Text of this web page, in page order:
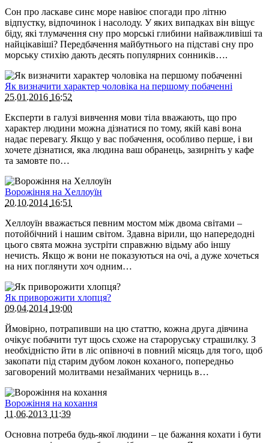
Сон про ласкаве синє море навіює спогади про літню
відпустку, відпочинок і насолоду. У яких випадках він віщує
біду, які тлумачення сну про морські глибини найважливіші та
найцікавіші? Передбачення майбутнього на підставі сну про
морську стихію дають десять популярних сонників….
Як визначити характер чоловіка на першому побаченні
25.01.2016 16:52
Експерти в галузі вивчення мови тіла вважають, що про
характер людини можна дізнатися по тому, якій каві вона
надає перевагу. Якщо у вас побачення, особливо перше, і ви
хочете дізнатися, яка людина ваш обранець, зазирніть у кафе
та замовте по…
Ворожіння на Хеллоуїн
20.10.2014 16:51
Хеллоуїн вважається певним мостом між двома світами –
потойбічний і нашим світом. Здавна вірили, що напередодні
цього свята можна зустріти справжню відьму або іншу
нечисть. Якщо ж вони не показуються на очі, а дуже хочеться
на них поглянути хоч одним…
Як приворожити хлопця?
09.04.2014 19:00
Ймовірно, потрапивши на цю статтю, кожна друга дівчина
очікує побачити тут щось схоже на староруську страшилку. З
необхідністю йти в ліс опівночі в повний місяць для того, щоб
закопати під старим дубом локон коханого, попередньо
заговорений молитвами незайманих черниць в…
Ворожіння на кохання
11.06.2013 11:39
Основна потреба будь-якої людини – це бажання кохати і бути